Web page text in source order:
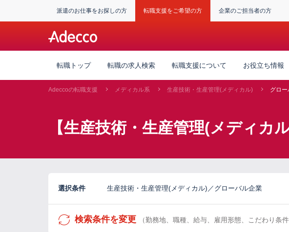
派遣のお仕事をお探しの方 転職支援をご希望の方 企業のご担当者の方
転職トップ 転職の求人検索 転職支援について お役立ち情報
Adeccoの転職支援 メディカル系 生産技術・生産管理(メディカル) グロ
【生産技術・生産管理(メディカ
選択条件 生産技術・生産管理(メディカル)／グローバル企業
検索条件を変更 （勤務地、職種、給与、雇用形態、こだわり条件